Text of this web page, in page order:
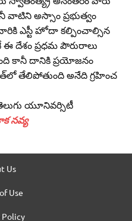
యూనివర్సిటీ
నవ్య
Us
Use
Policy